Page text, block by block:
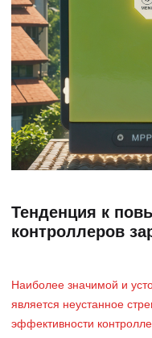
Тенденция к
контроллеров
Наиболее значимой и
является неустанное
эффективности